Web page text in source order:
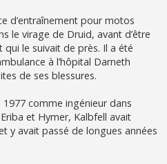
d’entraînement pour motos
le virage de Druid, avant d’être
le suivait de près. Il a été
à l’hôpital Darneth
de ses blessures.
comme ingénieur dans
et Hymer, Kalbfell avait
y avait passé de longues années